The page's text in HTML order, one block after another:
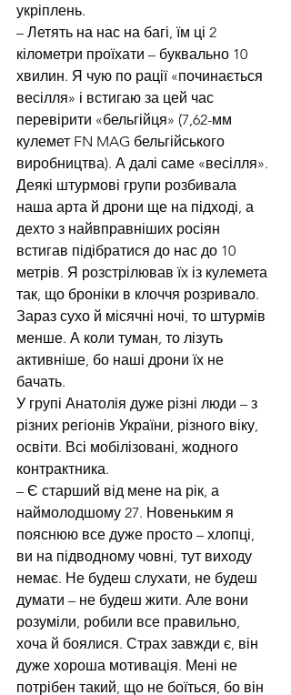
укріплень.
– Летять на нас на багі, їм ці 2
кілометри проїхати – буквально 10
хвилин. Я чую по рації «починається
весілля» і встигаю за цей час
перевірити «бельгійця» (7,62-мм
кулемет FN MAG бельгійського
виробництва). А далі саме «весілля».
Деякі штурмові групи розбивала
наша арта й дрони ще на підході, а
дехто з найвправніших росіян
встигав підібратися до нас до 10
метрів. Я розстрілював їх із кулемета
так, що броніки в клоччя розривало.
Зараз сухо й місячні ночі, то штурмів
менше. А коли туман, то лізуть
активніше, бо наші дрони їх не
бачать.
У групі Анатолія дуже різні люди – з
різних регіонів України, різного віку,
освіти. Всі мобілізовані, жодного
контрактника.
– Є старший від мене на рік, а
наймолодшому 27. Новеньким я
пояснюю все дуже просто – хлопці,
ви на підводному човні, тут виходу
немає. Не будеш слухати, не будеш
думати – не будеш жити. Але вони
розуміли, робили все правильно,
хоча й боялися. Страх завжди є, він
дуже хороша мотивація. Мені не
потрібен такий, що не боїться, бо він